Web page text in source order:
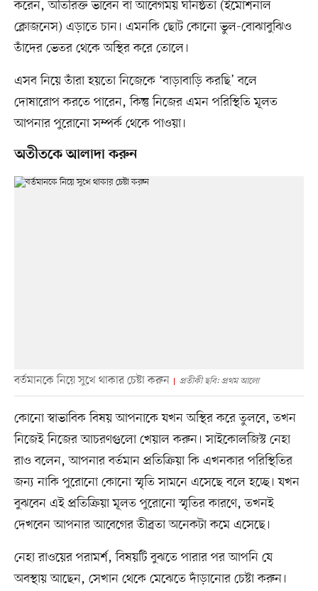
করেন, অতিরিক্ত ভাবেন বা আবেগময় ঘনিষ্ঠতা (ইমোশনাল
ক্লোজনেস) এড়াতে চান। এমনকি ছোট কোনো ভুল-বোঝাবুঝিও
তাঁদের ভেতর থেকে অস্থির করে তোলে।
এসব নিয়ে তাঁরা হয়তো নিজেকে ‘বাড়াবাড়ি করছি’ বলে
দোষারোপ করতে পারেন, কিন্তু নিজের এমন পরিস্থিতি মূলত
আপনার পুরোনো সম্পর্ক থেকে পাওয়া।
অতীতকে আলাদা করুন
বর্তমানকে নিয়ে সুখে থাকার চেষ্টা করুন প্রতীকী ছবি: প্রথম আলো
কোনো স্বাভাবিক বিষয় আপনাকে যখন অস্থির করে তুলবে, তখন
নিজেই নিজের আচরণগুলো খেয়াল করুন। সাইকোলজিস্ট নেহা
রাও বলেন, আপনার বর্তমান প্রতিক্রিয়া কি এখনকার পরিস্থিতির
জন্য নাকি পুরোনো কোনো স্মৃতি সামনে এসেছে বলে হচ্ছে। যখন
বুঝবেন এই প্রতিক্রিয়া মূলত পুরোনো স্মৃতির কারণে, তখনই
দেখবেন আপনার আবেগের তীব্রতা অনেকটা কমে এসেছে।
নেহা রাওয়ের পরামর্শ, বিষয়টি বুঝতে পারার পর আপনি যে
অবস্থায় আছেন, সেখান থেকে মেঝেতে দাঁড়ানোর চেষ্টা করুন।